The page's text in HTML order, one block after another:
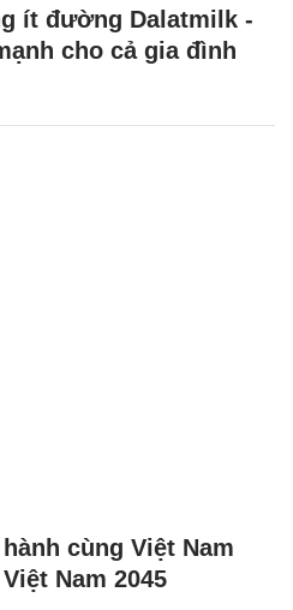
ít đường Dalatmilk -
cho cả gia đình
cùng Việt Nam
Nam 2045